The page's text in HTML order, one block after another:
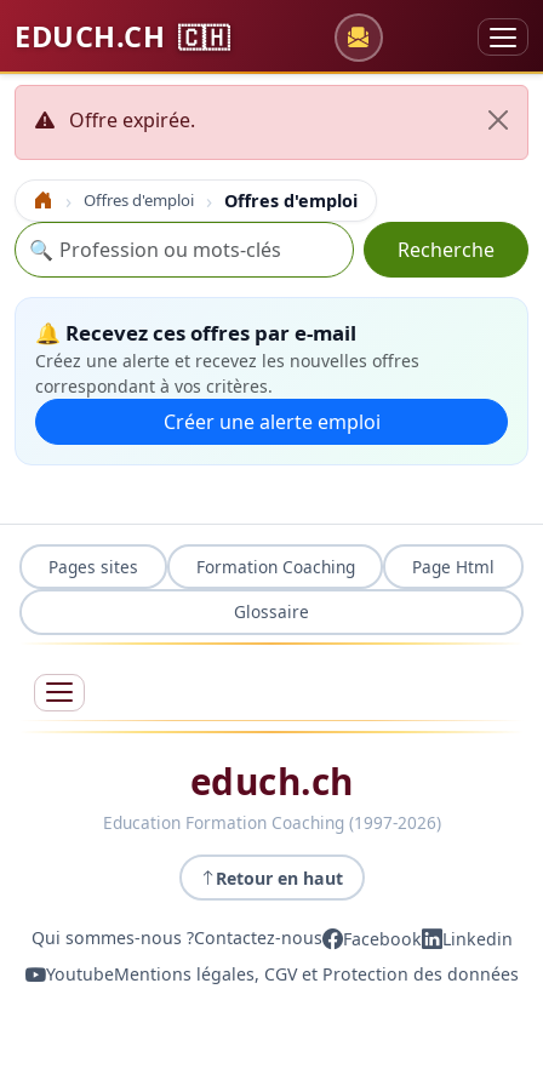
EDUCH.CH 🇨🇭
Offre expirée.
Accueil Offres d'emploi Offres d'emploi
Recherche
🔍 Recherche
🔔 Recevez ces offres par e-mail
Créez une alerte et recevez les nouvelles offres
correspondant à vos critères.
Créer une alerte emploi
Pages sites Formation Coaching
Page Html
Glossaire
educh.ch
Education Formation Coaching (1997-2026)
Retour en haut
Qui sommes-nous ?Contactez-nous Facebook
Linkedin
YoutubeMentions légales, CGV et Protection des données